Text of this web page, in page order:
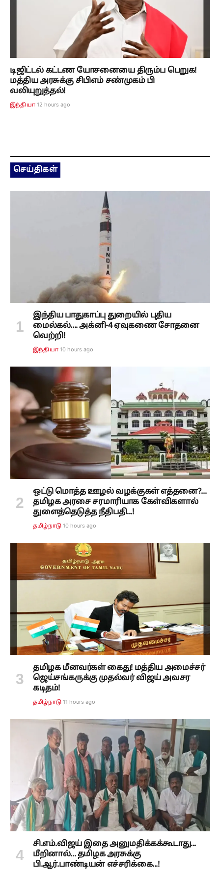
டிஜிட்டல் கட்டண யோசனையை திரும்ப பெறுக!
மத்திய அரசுக்கு சிபிஎம் சண்முகம் பி
வலியுறுத்தல்!
இந்தியா 12 hours ago
செய்திகள்
இந்திய பாதுகாப்பு துறையில் புதிய
மைல்கல்.... அக்னி-4 ஏவுகணை சோதனை
வெற்றி!
இந்தியா 10 hours ago
ஒட்டு மொத்த ஊழல் வழக்குகள் எத்தனை?...
தமிழக அரசை சரமாரியாக கேள்விகளால்
துளைத்தெடுத்த நீதிபதி...!
தமிழ்நாடு 10 hours ago
தமிழக மீனவர்கள் கைது! மத்திய அமைச்சர்
ஜெய்சங்கருக்கு முதல்வர் விஜய் அவசர
கடிதம்!
தமிழ்நாடு 11 hours ago
சி.எம்.விஜய் இதை அனுமதிக்கக்கூடாது...
மீறினால்... தமிழக அரசுக்கு
பி.ஆர்.பாண்டியன் எச்சரிக்கை...!